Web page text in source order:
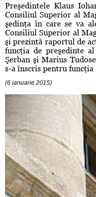
Preşedintele Klaus
Consiliul Superior al
şedinţa în care se va
Consiliul Superior al
şi prezintă raportul de
funcţia de preşedinte
Şerban şi Marius
s-a înscris pentru funcţia
(6 ianuarie 2015)